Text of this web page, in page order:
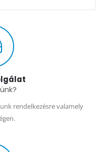
rendelkezésre valamely